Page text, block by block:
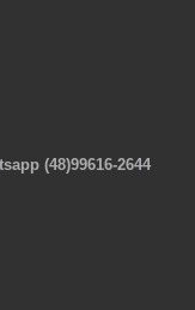
(48)99616-2644